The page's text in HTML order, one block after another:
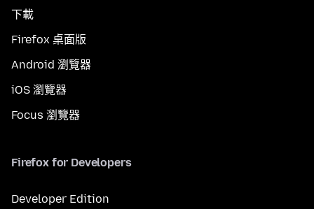
下載
Firefox 桌面版
Android 瀏覽器
iOS 瀏覽器
Focus 瀏覽器
Firefox for Developers
Developer Edition